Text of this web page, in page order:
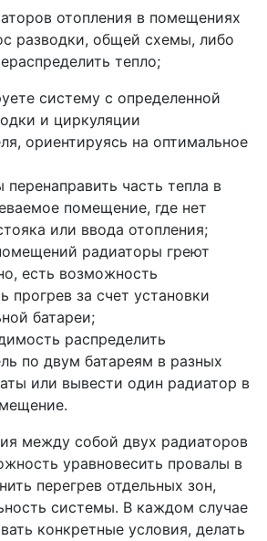
отопления в помещениях
разводки, общей схемы, либо
тепло;
систему с определенной
и циркуляции
ориентируясь на оптимальное
часть тепла в
помещение, где нет
или ввода отопления;
радиаторы греют
есть возможность
прогрев за счет установки
батареи;
распределить
по двум батареям в разных
или вывести один радиатор в
между собой двух радиаторов
уравновесить провалы в
перегрев отдельных зон,
системы. В каждом случае
конкретные условия, делать